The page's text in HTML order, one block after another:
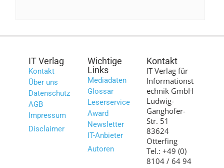
IT Verlag
Kontakt
Über uns
Datenschutz
AGB
Impressum
Disclaimer
Wichtige
Links
Mediadaten
Glossar
Leserservice
Award
Newsletter
IT-Anbieter
Autoren
Kontakt
IT Verlag für
Informationst
echnik GmbH
Ludwig-
Ganghofer-
Str. 51
83624
Otterfing
Tel.: +49 (0)
8104 / 64 94